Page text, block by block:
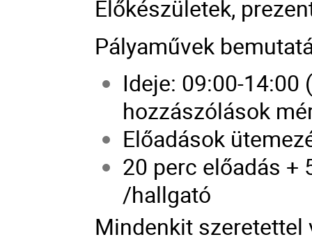
Előkészületek,
Pályaművek
Ideje: 09:00-
hozzászólások
Előadások
20 perc előadás +
/hallgató
Mindenkit szeretettel